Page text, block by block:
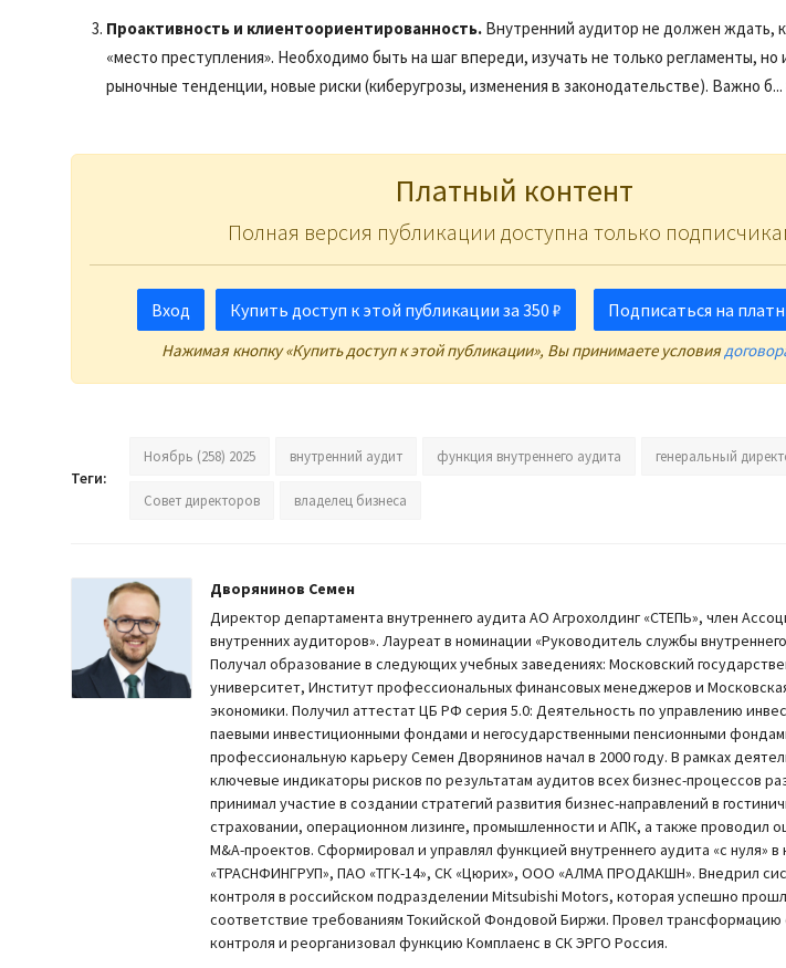
Проактивность и клиентоориентированность. Внутренний аудитор не должен ждать,
«место преступления». Необходимо быть на шаг впереди, изучать не только регламенты, но
рыночные тенденции, новые риски (киберугрозы, изменения в законодательстве). Важно
Платный контент
Полная версия публикации доступна только
Вход Купить доступ к этой публикации за 350 ₽ Подписаться на
Нажимая кнопку «Купить доступ к этой публикации», Вы принимаете условия
Теги:
Ноябрь (258) 2025 внутренний аудит функция внутреннего аудита генеральный
Совет директоров владелец бизнеса
Дворянинов Семен
Директор департамента внутреннего аудита АО Агрохолдинг «СТЕПЬ», член
внутренних аудиторов». Лауреат в номинации «Руководитель службы
Получал образование в следующих учебных заведениях: Московский
университет, Институт профессиональных финансовых менеджеров и
экономики. Получил аттестат ЦБ РФ серия 5.0: Деятельность по управлению
паевыми инвестиционными фондами и негосударственными пенсионными
профессиональную карьеру Семен Дворянинов начал в 2000 году. В рамках
ключевые индикаторы рисков по результатам аудитов всех бизнес-процессов
принимал участие в создании стратегий развития бизнес-направлений в
страховании, операционном лизинге, промышленности и АПК, а также проводил
M&A-проектов. Сформировал и управлял функцией внутреннего аудита «с нуля» в
«ТРАСНФИНГРУП», ПАО «ТГК-14», СК «Цюрих», ООО «АЛМА ПРОДАКШН». Внедрил
контроля в российском подразделении Mitsubishi Motors, которая успешно
соответствие требованиям Токийской Фондовой Биржи. Провел трансформацию
контроля и реорганизовал функцию Комплаенс в СК ЭРГО Россия.